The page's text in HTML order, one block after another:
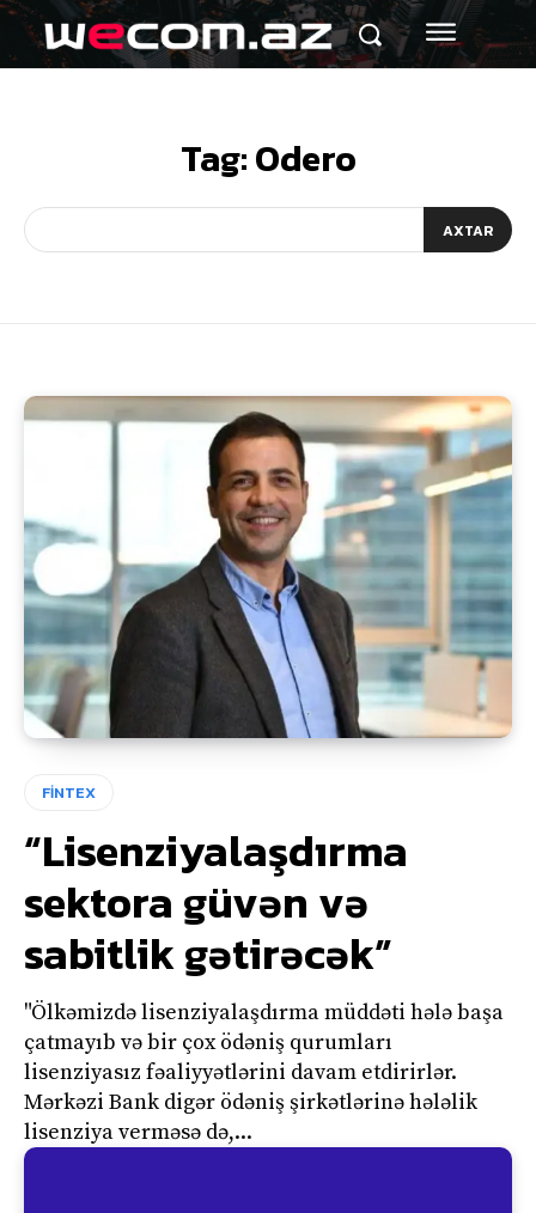
Tag:Odero
AXTAR
FİNTEX
“Lisenziyalaşdırma
sektora güvən və
sabitlik gətirəcək”
"Ölkəmizdə lisenziyalaşdırma müddəti hələ başa
çatmayıb və bir çox ödəniş qurumları
lisenziyasız fəaliyyətlərini davam etdirirlər.
Mərkəzi Bank digər ödəniş şirkətlərinə hələlik
lisenziya verməsə də,...